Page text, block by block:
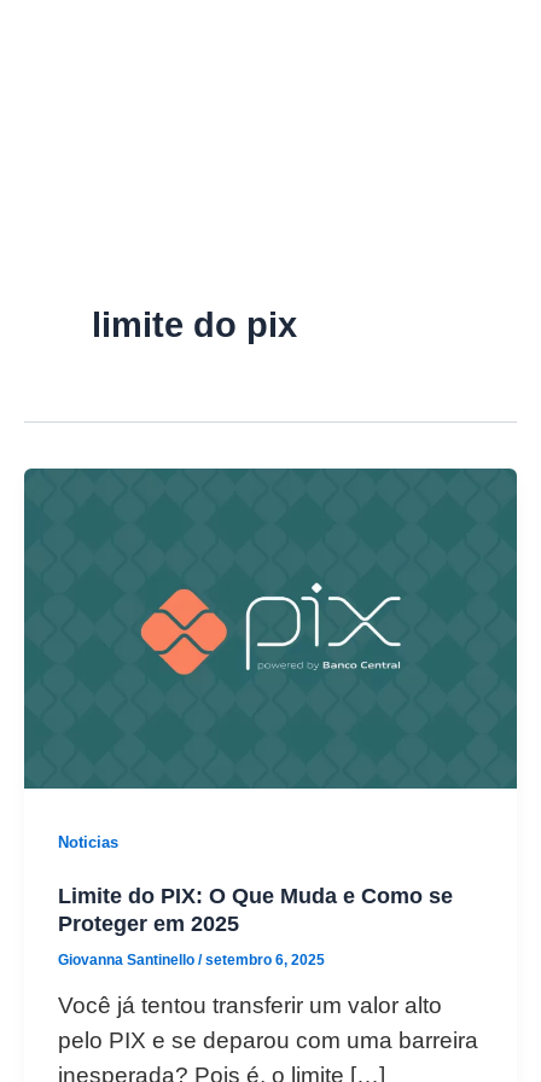
limite do pix
Noticias
Limite do PIX: O Que Muda e Como se
Proteger em 2025
Giovanna Santinello /setembro 6, 2025
Você já tentou transferir um valor alto
pelo PIX e se deparou com uma barreira
inesperada? Pois é, o limite […]